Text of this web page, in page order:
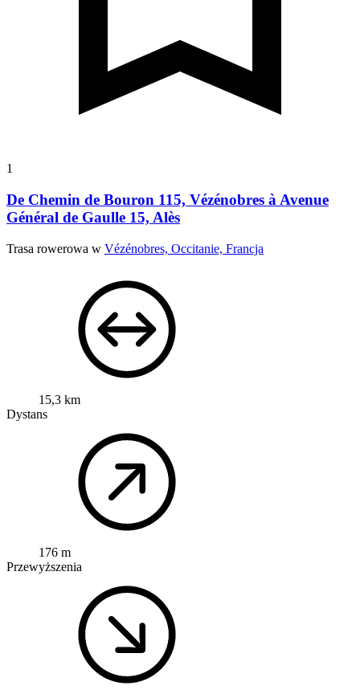
1
De Chemin de Bouron 115, Vézénobres à Avenue
Général de Gaulle 15, Alès
Trasa rowerowa w Vézénobres, Occitanie, Francja
15,3 km
Dystans
176 m
Przewyższenia